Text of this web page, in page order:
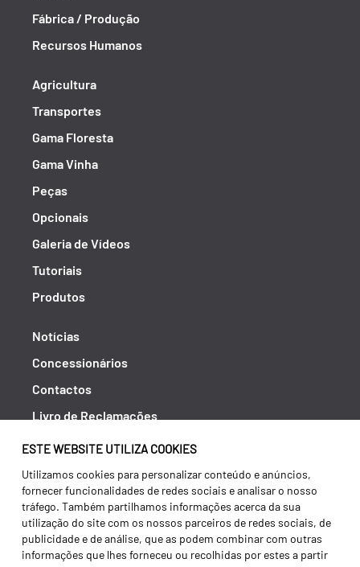
ESTE WEBSITE UTILIZA COOKIES
Utilizamos cookies para personalizar conteúdo e anúncios,
fornecer funcionalidades de redes sociais e analisar o nosso
tráfego. Também partilhamos informações acerca da sua
utilização do site com os nossos parceiros de redes sociais, de
publicidade e de análise, que as podem combinar com outras
informações que lhes forneceu ou recolhidas por estes a partir
Fábrica / Produção
Recursos Humanos
Agricultura
Transportes
Gama Floresta
Gama Vinha
Peças
Opcionais
Galeria de Vídeos
Tutoriais
Produtos
Notícias
Concessionários
Contactos
Livro de Reclamações
Política de Privacidade
Canal de Denúncias (RGPC)
Termos e condições